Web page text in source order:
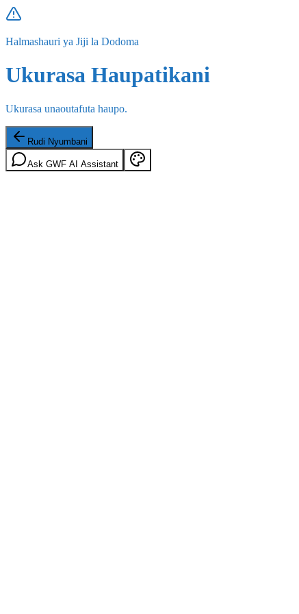
Halmashauri ya Jiji la Dodoma
Ukurasa Haupatikani
Ukurasa unaoutafuta haupo.
Rudi Nyumbani
Ask GWF AI Assistant